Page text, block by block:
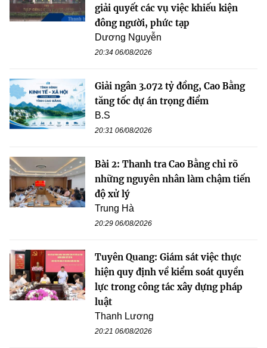
giải quyết các vụ việc khiếu kiện
đông người, phức tạp
Dương Nguyễn
20:34 06/08/2026
Giải ngân 3.072 tỷ đồng, Cao Bằng
tăng tốc dự án trọng điểm
B.S
20:31 06/08/2026
Bài 2: Thanh tra Cao Bằng chỉ rõ
những nguyên nhân làm chậm tiến
độ xử lý
Trung Hà
20:29 06/08/2026
Tuyên Quang: Giám sát việc thực
hiện quy định về kiểm soát quyền
lực trong công tác xây dựng pháp
luật
Thanh Lương
20:21 06/08/2026